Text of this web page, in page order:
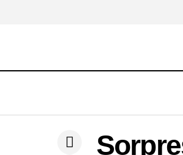
Sui mercati è volatilità da aspettative